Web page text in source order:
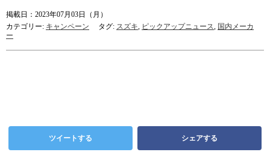
掲載日：2023年07月03日（月）
カテゴリー: キャンペーン タグ: スズキ, ピックアップニュース, 国内メーカ
ー
ツイートする シェアする